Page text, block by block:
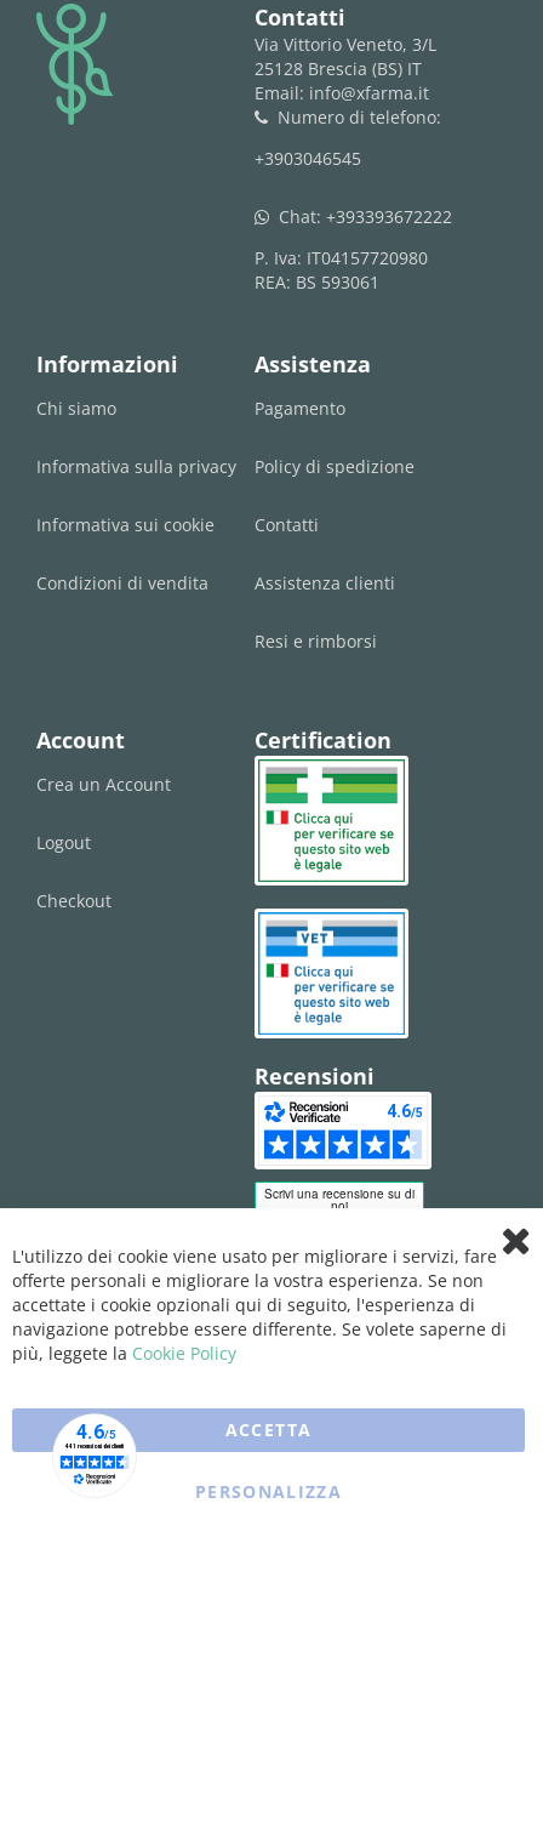
logo Contatti
Via Vittorio Veneto, 3/L
25128 Brescia (BS) IT
Email: info@xfarma.it
phone
Numero di telefono:
+3903046545
whatsapp Chat: +393393672222
P. Iva: IT04157720980
REA: BS 593061
Informazioni
Chi siamo
Informativa sulla privacy
Informativa sui cookie
Condizioni di vendita
Assistenza
Pagamento
Policy di spedizione
Contatti
Assistenza clienti
Resi e rimborsi
Account
Crea un Account
Logout
Checkout
Certification
Recensioni
L'utilizzo dei cookie viene usato per migliorare i servizi, fare
offerte personali e migliorare la vostra esperienza. Se non
accettate i cookie opzionali qui di seguito, l'esperienza di
navigazione potrebbe essere differente. Se volete saperne di
più, leggete la Cookie Policy
ACCETTA
PERSONALIZZA